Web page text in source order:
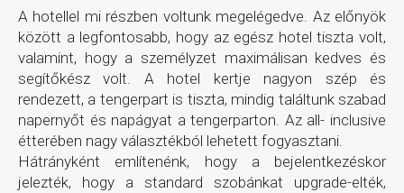
A hotellel mi részben voltunk megelégedve. Az előnyök
között a legfontosabb, hogy az egész hotel tiszta volt,
valamint, hogy a személyzet maximálisan kedves és
segítőkész volt. A hotel kertje nagyon szép és
rendezett, a tengerpart is tiszta, mindig találtunk szabad
napernyőt és napágyat a tengerparton. Az all- inclusive
étterében nagy választékból lehetett fogyasztani.
Hátrányként említenénk, hogy a bejelentkezéskor
jelezték, hogy a standard szobánkat upgrade-elték,